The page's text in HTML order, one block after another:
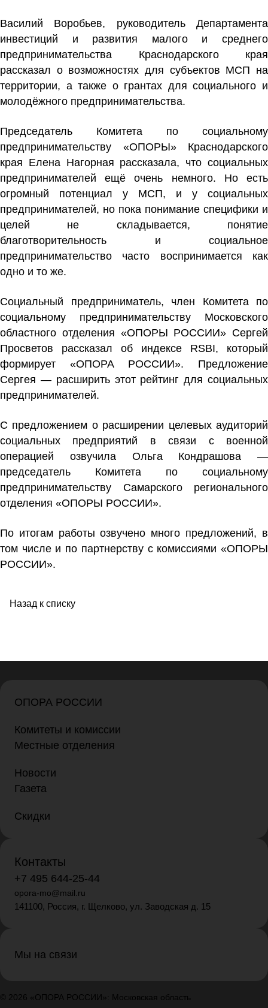
Василий Воробьев, руководитель Департамента
инвестиций и развития малого и среднего
предпринимательства Краснодарского края
рассказал о возможностях для субъектов МСП на
территории, а также о грантах для социального и
молодёжного предпринимательства.
Председатель Комитета по социальному
предпринимательству «ОПОРЫ» Краснодарского
края Елена Нагорная рассказала, что социальных
предпринимателей ещё очень немного. Но есть
огромный потенциал у МСП, и у социальных
предпринимателей, но пока понимание специфики и
целей не складывается, понятие
благотворительность и социальное
предпринимательство часто воспринимается как
одно и то же.
Социальный предприниматель, член Комитета по
социальному предпринимательству Московского
областного отделения «ОПОРЫ РОССИИ» Сергей
Просветов рассказал об индексе RSBI, который
формирует «ОПОРА РОССИИ». Предложение
Сергея — расширить этот рейтинг для социальных
предпринимателей.
С предложением о расширении целевых аудиторий
социальных предприятий в связи с военной
операцией озвучила Ольга Кондрашова —
председатель Комитета по социальному
предпринимательству Самарского регионального
отделения «ОПОРЫ РОССИИ».
По итогам работы озвучено много предложений, в
том числе и по партнерству с комиссиями «ОПОРЫ
РОССИИ».
Назад к списку
ОПОРА РОССИИ
Комитеты и комиссии
Местные отделения
Новости
Газета
Скидки
Контакты
+7 495 644-25-44
opora-mo@mail.ru
141100, Россия, г. Щелково, ул. Заводская д. 15
Мы на связи
© 2026 «ОПОРА РОССИИ»: Московская область